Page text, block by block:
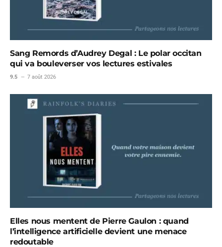
Sang Remords d’Audrey Degal : Le polar occitan
qui va bouleverser vos lectures estivales
9.5 7 août 2026
Elles nous mentent de Pierre Gaulon : quand
l’intelligence artificielle devient une menace
redoutable